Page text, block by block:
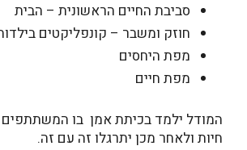
סביבת החיים הראשונית – הבית
חוזק ומשבר – קונפליקטים
מפת היחסים
מפת חיים
המודל ילמד בכיתת אמן בו המשתתפים
חיות ולאחר מכן יתרגלו זה עם זה.